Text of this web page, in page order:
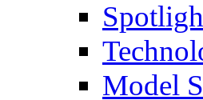
Model